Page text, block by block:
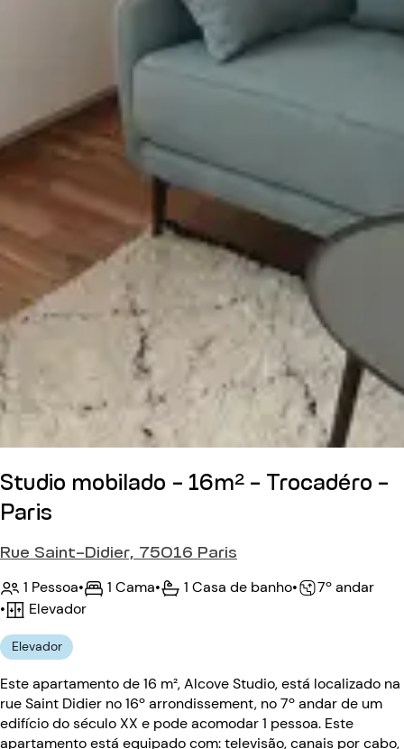
Studio mobilado - 16m² - Trocadéro -
Paris
Rue Saint-Didier, 75016 Paris
1 Pessoa• 1 Cama• 1 Casa de banho•
7º andar
•
Elevador
Elevador
Este apartamento de 16 m², Alcove Studio, está localizado na
rue Saint Didier no 16º arrondissement, no 7º andar de um
edifício do século XX e pode acomodar 1 pessoa. Este
apartamento está equipado com: televisão, canais por cabo,